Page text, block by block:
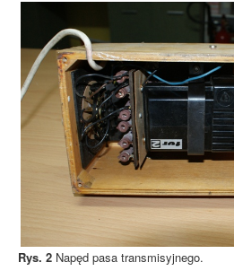
Rys. 2 Napęd pasa transmisyjnego.